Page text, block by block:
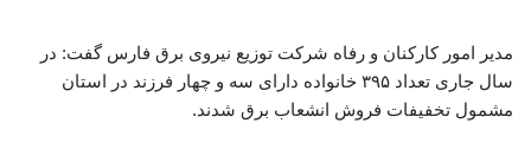
مدیر امور کارکنان و رفاه شرکت توزیع نیروی برق فارس گفت: در
سال جاری تعداد ۳۹۵ خانواده دارای سه و چهار فرزند در استان
مشمول تخفیفات فروش انشعاب برق شدند.